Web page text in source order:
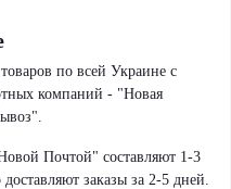
по всей Украине с
компаний - "Новая
Почтой" составляют 1-3
заказы за 2-5 дней.